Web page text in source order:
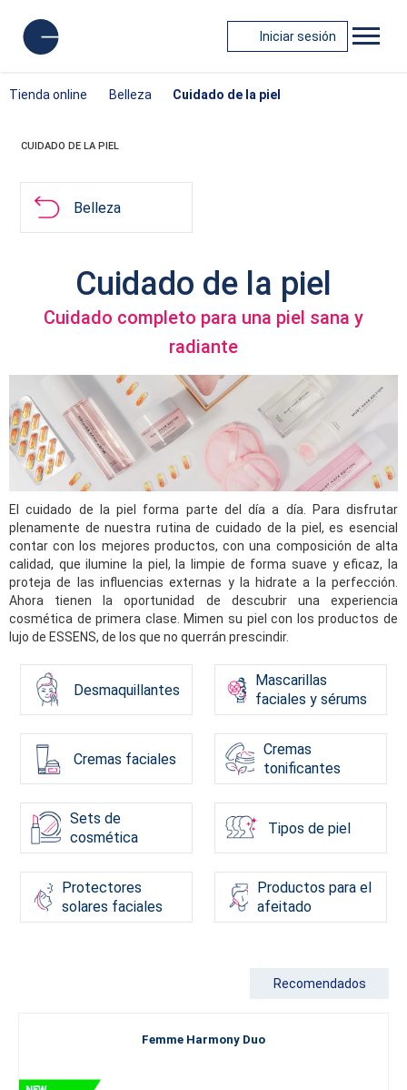
Iniciar sesión
Tienda online Belleza Cuidado de la piel
CUIDADO DE LA PIEL
Belleza
Cuidado de la piel
Cuidado completo para una piel sana y
radiante
El cuidado de la piel forma parte del día a día. Para disfrutar
plenamente de nuestra rutina de cuidado de la piel, es esencial
contar con los mejores productos, con una composición de alta
calidad, que ilumine la piel, la limpie de forma suave y eficaz, la
proteja de las influencias externas y la hidrate a la perfección.
Ahora tienen la oportunidad de descubrir una experiencia
cosmética de primera clase. Mimen su piel con los productos de
lujo de ESSENS, de los que no querrán prescindir.
Desmaquillantes
Mascarillas
faciales y sérums
Cremas faciales
Cremas
tonificantes
Sets de
cosmética
Tipos de piel
Protectores
solares faciales
Productos para el
afeitado
Recomendados
Femme Harmony Duo